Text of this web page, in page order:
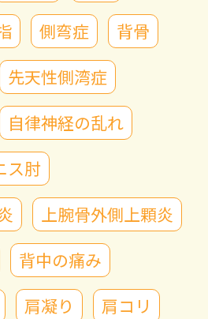
側弯症
背骨
先天性側湾症
自律神経の乱れ
ス肘
上腕骨外側上顆炎
背中の痛み
肩凝り
肩コリ